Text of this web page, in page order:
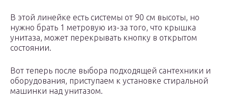
В этой линейке есть системы от 90 см высоты, но
нужно брать 1 метровую из-за того, что крышка
унитаза, может перекрывать кнопку в открытом
состоянии.
Вот теперь после выбора подходящей сантехники и
оборудования, приступаем к установке стиральной
машинки над унитазом.